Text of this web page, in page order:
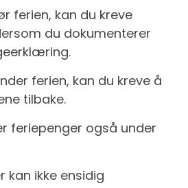
ferien, kan du kreve
du dokumenterer
ferien, kan du kreve å
tilbake.
feriepenger også under
kan ikke ensidig